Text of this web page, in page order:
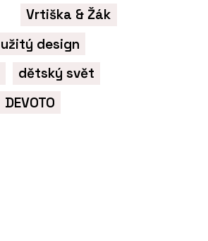
Vrtiška & Žák
užitý design
dětský svět
DEVOTO